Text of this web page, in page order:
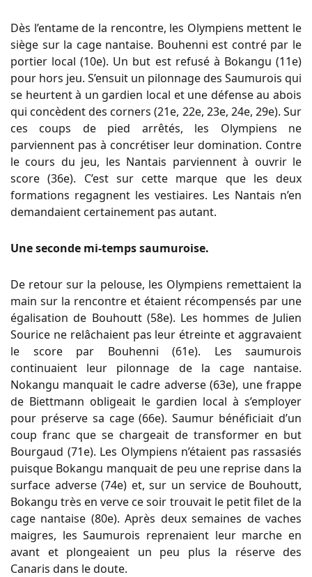
Dès l’entame de la rencontre, les Olympiens mettent le
siège sur la cage nantaise. Bouhenni est contré par le
portier local (10e). Un but est refusé à Bokangu (11e)
pour hors jeu. S’ensuit un pilonnage des Saumurois qui
se heurtent à un gardien local et une défense au abois
qui concèdent des corners (21e, 22e, 23e, 24e, 29e). Sur
ces coups de pied arrêtés, les Olympiens ne
parviennent pas à concrétiser leur domination. Contre
le cours du jeu, les Nantais parviennent à ouvrir le
score (36e). C’est sur cette marque que les deux
formations regagnent les vestiaires. Les Nantais n’en
demandaient certainement pas autant.
Une seconde mi-temps saumuroise.
De retour sur la pelouse, les Olympiens remettaient la
main sur la rencontre et étaient récompensés par une
égalisation de Bouhoutt (58e). Les hommes de Julien
Sourice ne relâchaient pas leur étreinte et aggravaient
le score par Bouhenni (61e). Les saumurois
continuaient leur pilonnage de la cage nantaise.
Nokangu manquait le cadre adverse (63e), une frappe
de Biettmann obligeait le gardien local à s’employer
pour préserve sa cage (66e). Saumur bénéficiait d’un
coup franc que se chargeait de transformer en but
Bourgaud (71e). Les Olympiens n’étaient pas rassasiés
puisque Bokangu manquait de peu une reprise dans la
surface adverse (74e) et, sur un service de Bouhoutt,
Bokangu très en verve ce soir trouvait le petit filet de la
cage nantaise (80e). Après deux semaines de vaches
maigres, les Saumurois reprenaient leur marche en
avant et plongeaient un peu plus la réserve des
Canaris dans le doute.